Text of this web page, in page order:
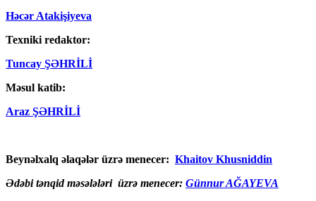
Həcər Atakişiyeva
Texniki redaktor:
Tuncay ŞƏHRİLİ
Məsul katib:
Araz ŞƏHRİLİ
Beynəlxalq əlaqələr üzrə menecer: Khaitov Khusniddin
Ədəbi tənqid məsələləri üzrə menecer: Günnur AĞAYEVA